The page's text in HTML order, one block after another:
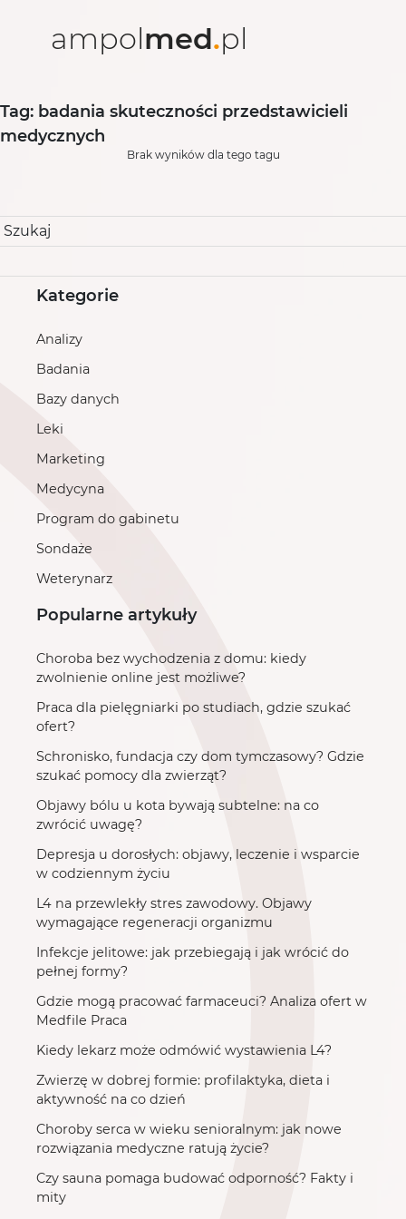
ampolmed.pl
Tag: badania skuteczności przedstawicieli
medycznych
Brak wyników dla tego tagu
Szukaj
Kategorie
Analizy
Badania
Bazy danych
Leki
Marketing
Medycyna
Program do gabinetu
Sondaże
Weterynarz
Popularne artykuły
Choroba bez wychodzenia z domu: kiedy
zwolnienie online jest możliwe?
Praca dla pielęgniarki po studiach, gdzie szukać
ofert?
Schronisko, fundacja czy dom tymczasowy? Gdzie
szukać pomocy dla zwierząt?
Objawy bólu u kota bywają subtelne: na co
zwrócić uwagę?
Depresja u dorosłych: objawy, leczenie i wsparcie
w codziennym życiu
L4 na przewlekły stres zawodowy. Objawy
wymagające regeneracji organizmu
Infekcje jelitowe: jak przebiegają i jak wrócić do
pełnej formy?
Gdzie mogą pracować farmaceuci? Analiza ofert w
Medfile Praca
Kiedy lekarz może odmówić wystawienia L4?
Zwierzę w dobrej formie: profilaktyka, dieta i
aktywność na co dzień
Choroby serca w wieku senioralnym: jak nowe
rozwiązania medyczne ratują życie?
Czy sauna pomaga budować odporność? Fakty i
mity